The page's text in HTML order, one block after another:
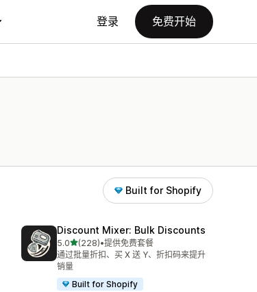
登录 免费开始
Built for Shopify
Discount Mixer: Bulk Discounts
5.0星（满分 5 星）
(228)
总共 228 条评论
•提供免费套餐
通过批量折扣、买 X 送 Y、折扣码来提升
销量
Built for Shopify